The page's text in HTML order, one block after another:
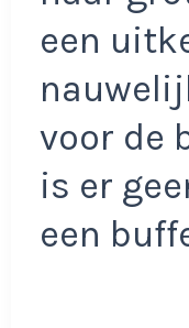
een
voor de
is er
een